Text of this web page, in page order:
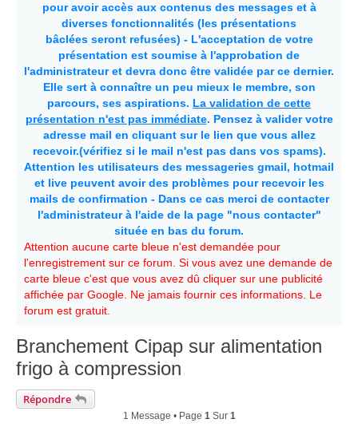
pour avoir accès aux contenus des messages et à
diverses fonctionnalités (les présentations
bâclées seront refusées) - L'acceptation de votre
présentation est soumise à l'approbation de
l'administrateur et devra donc être validée par ce dernier.
Elle sert à connaître un peu mieux le membre, son
parcours, ses aspirations. La validation de cette
présentation n'est pas immédiate. Pensez à valider votre
adresse mail en cliquant sur le lien que vous allez
recevoir.(vérifiez si le mail n'est pas dans vos spams).
Attention les utilisateurs des messageries gmail, hotmail
et live peuvent avoir des problèmes pour recevoir les
mails de confirmation - Dans ce cas merci de contacter
l'administrateur à l'aide de la page "nous contacter"
située en bas du forum.
Attention aucune carte bleue n'est demandée pour
l'enregistrement sur ce forum. Si vous avez une demande de
carte bleue c'est que vous avez dû cliquer sur une publicité
affichée par Google. Ne jamais fournir ces informations. Le
forum est gratuit.
Branchement Cipap sur alimentation
frigo à compression
Répondre
1 Message • Page 1Sur 1